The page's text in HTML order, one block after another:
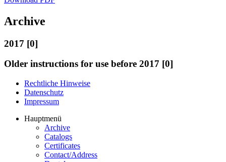
Archive
2017 [0]
Older instructions for use before 2017 [0]
Rechtliche Hinweise
Datenschutz
Impressum
Hauptmenü
Archive
Catalogs
Certificates
Contact/Address